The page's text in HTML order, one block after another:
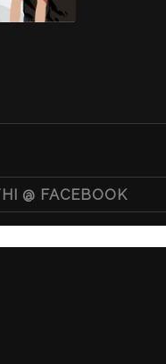
@ FACEBOOK